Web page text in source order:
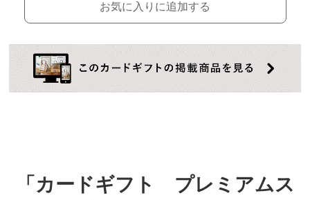
お気に入りに追加する
「カードギフト プレミアムス